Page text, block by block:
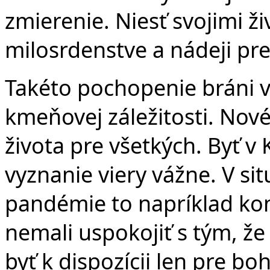
zmierenie. Niesť svojimi
milosrdenstve a nádeji
Takéto pochopenie bráni
kmeňovej záležitosti.
života pre všetkých. Byť
vyznanie viery vážne. V
pandémie to napríklad
nemali uspokojiť s tým,
byť k dispozícii len pre